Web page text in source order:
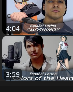
4:04
3:59